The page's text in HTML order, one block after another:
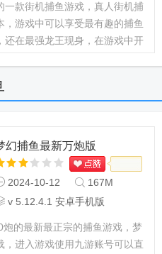
一款街机捕鱼游戏，真人街机捕
，游戏中可以享受最有趣的捕鱼
还在最强龙王现身，在游戏中开
幻捕鱼最新万炮版
2024-10-12
167M
v 5.12.4.1 安卓手机版
炮的最新最正宗的捕鱼游戏，梦
，进入游戏使用九游账号可以直